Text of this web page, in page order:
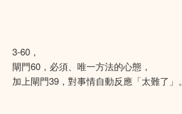
3-60，
閘門60，必須、唯一方法的心態，
加上閘門39，對事情自動反應「太難了」。